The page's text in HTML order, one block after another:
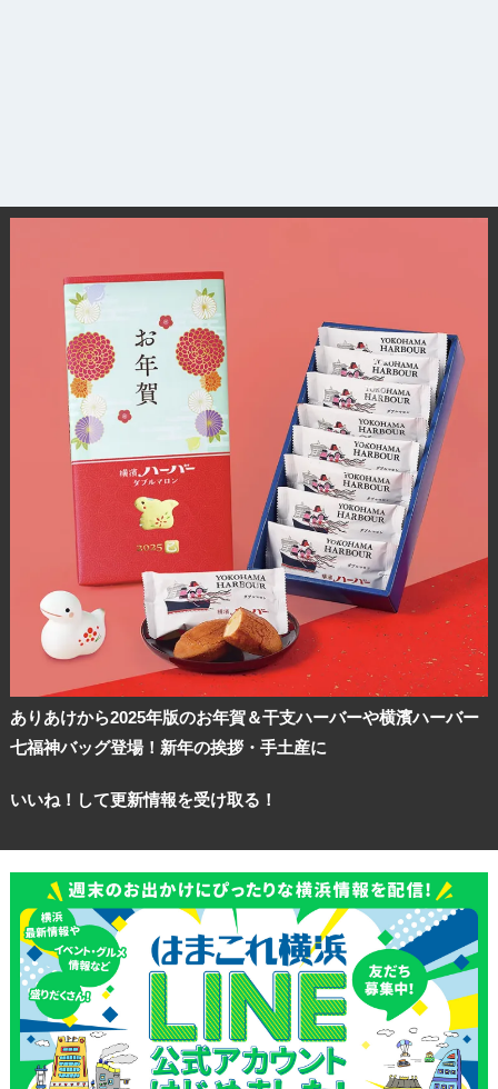
ありあけから2025年版のお年賀＆干支ハーバーや横濱ハーバー
七福神バッグ登場！新年の挨拶・手土産に
いいね！して更新情報を受け取る！